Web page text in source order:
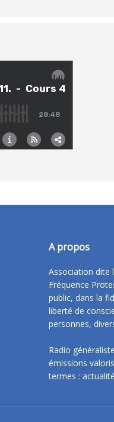
A propos
Association dite
Fréquence
public, dans la
liberté de
personnes,
Radio
émissions
termes :